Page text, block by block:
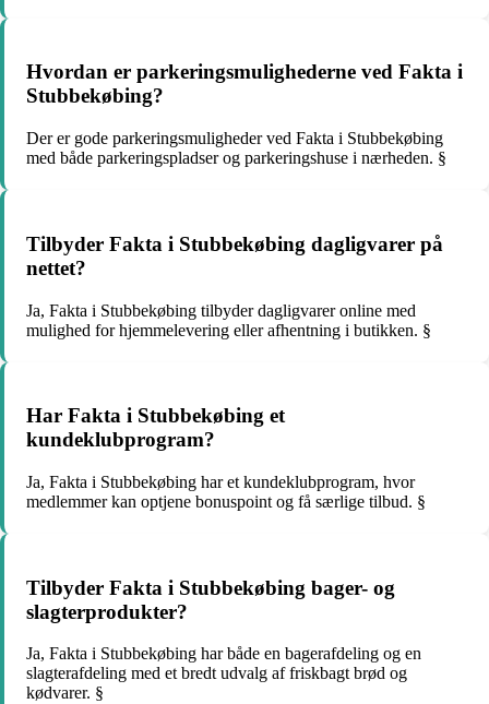
Hvordan er parkeringsmulighederne ved Fakta i
Stubbekøbing?
Der er gode parkeringsmuligheder ved Fakta i Stubbekøbing
med både parkeringspladser og parkeringshuse i nærheden. §
Tilbyder Fakta i Stubbekøbing dagligvarer på
nettet?
Ja, Fakta i Stubbekøbing tilbyder dagligvarer online med
mulighed for hjemmelevering eller afhentning i butikken. §
Har Fakta i Stubbekøbing et
kundeklubprogram?
Ja, Fakta i Stubbekøbing har et kundeklubprogram, hvor
medlemmer kan optjene bonuspoint og få særlige tilbud. §
Tilbyder Fakta i Stubbekøbing bager- og
slagterprodukter?
Ja, Fakta i Stubbekøbing har både en bagerafdeling og en
slagterafdeling med et bredt udvalg af friskbagt brød og
kødvarer. §